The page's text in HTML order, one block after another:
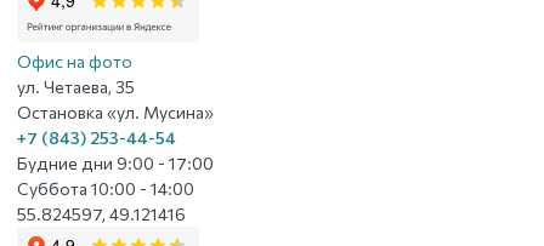
Офис на фото
ул. Четаева, 35
Остановка «ул. Мусина»
+7 (843) 253-44-54
Будние дни 9:00 - 17:00
Суббота 10:00 - 14:00
55.824597, 49.121416